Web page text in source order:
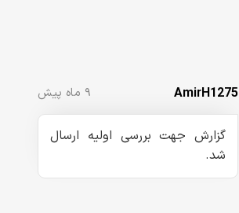
AmirH1275 ۹ ماه پیش
گزارش جهت بررسی اولیه ارسال
شد.